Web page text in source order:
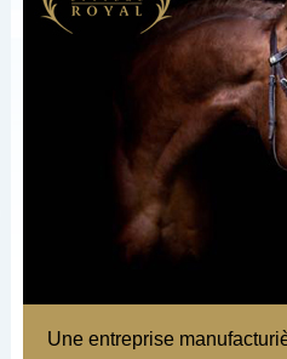
Une entreprise